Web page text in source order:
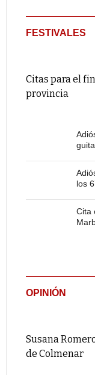
FESTIVALES
Citas para el
provincia
los
Cita
OPINIÓN
Susana
de Colmenar